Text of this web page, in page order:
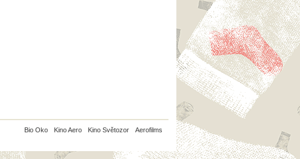
Bio Oko Kino Aero Kino Světozor Aerofilms